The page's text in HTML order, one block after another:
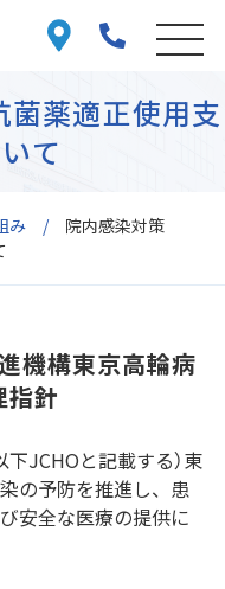
み
院内感染対策
薬適正使用支
て
機構東京高輪病
針
JCHOと記載する）東
の予防を推進し、患
安全な医療の提供に